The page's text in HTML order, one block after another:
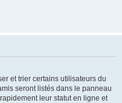
et trier certains utilisateurs du
seront listés dans le panneau
leur statut en ligne et